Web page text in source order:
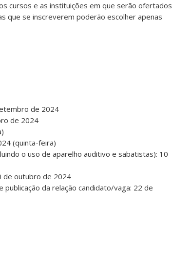
cursos e as instituições em que serão ofertados
que se inscreverem poderão escolher apenas
de 2024
de 2024
(quinta-feira)
o uso de aparelho auditivo e sabatistas): 10
de outubro de 2024
da relação candidato/vaga: 22 de